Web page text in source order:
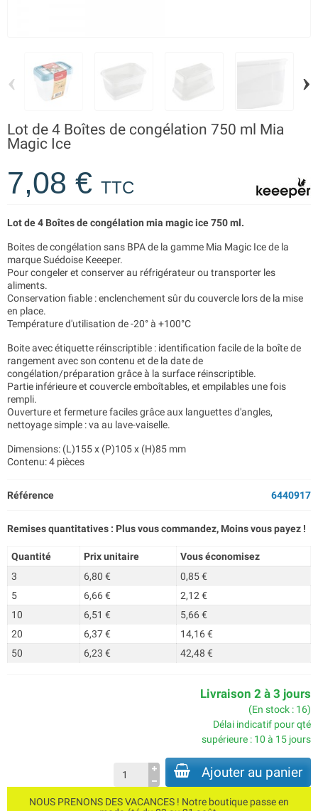
‹ ›
Lot de 4 Boîtes de congélation 750 ml Mia
Magic Ice
7,08 € TTC
Lot de 4 Boîtes de congélation mia magic ice 750 ml.
Boites de congélation sans BPA de la gamme Mia Magic Ice de la
marque Suédoise Keeeper.
Pour congeler et conserver au réfrigérateur ou transporter les
aliments.
Conservation fiable : enclenchement sûr du couvercle lors de la mise
en place.
Température d'utilisation de -20° à +100°C
Boite avec étiquette réinscriptible : identification facile de la boîte de
rangement avec son contenu et de la date de
congélation/préparation grâce à la surface réinscriptible.
Partie inférieure et couvercle emboîtables, et empilables une fois
rempli.
Ouverture et fermeture faciles grâce aux languettes d'angles,
nettoyage simple : va au lave-vaiselle.
Dimensions: (L)155 x (P)105 x (H)85 mm
Contenu: 4 pièces
Référence 6440917
Remises quantitatives : Plus vous commandez, Moins vous payez !
Quantité Prix unitaire
Vous économisez
3
6,80 €
0,85 €
5
6,66 €
2,12 €
10
6,51 €
5,66 €
20
6,37 €
14,16 €
50
6,23 € 42,48 €
Livraison 2 à 3 jours
(En stock : 16)
Délai indicatif pour qté
supérieure : 10 à 15 jours
Ajouter au panier
NOUS PRENONS DES VACANCES ! Notre boutique passe en